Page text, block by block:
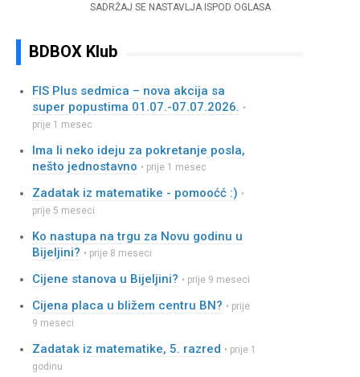
SADRŽAJ SE NASTAVLJA ISPOD OGLASA
BDBOX Klub
FIS Plus sedmica – nova akcija sa
super popustima 01.07.-07.07.2026. •
prije 1 mesec
Ima li neko ideju za pokretanje posla,
nešto jednostavno • prije 1 mesec
Zadatak iz matematike - pomooćć :) •
prije 5 meseci
Ko nastupa na trgu za Novu godinu u
Bijeljini? • prije 8 meseci
Cijene stanova u Bijeljini? • prije 9 meseci
Cijena placa u bližem centru BN? • prije
9 meseci
Zadatak iz matematike, 5. razred • prije 1
godinu